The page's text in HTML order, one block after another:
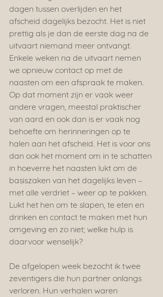
dagen tussen overlijden en het
afscheid dagelijks bezocht. Het is niet
prettig als je dan de eerste dag na de
uitvaart niemand meer ontvangt.
Enkele weken na de uitvaart nemen
we opnieuw contact op met de
naasten om een afspraak te maken.
Op dat moment zijn er vaak weer
andere vragen, meestal praktischer
van aard en ook dan is er vaak nog
behoefte om herinneringen op te
halen aan het afscheid. Het is voor ons
dan ook het moment om in te schatten
in hoeverre het naasten lukt om de
basiszaken van het dagelijks leven –
met alle verdriet – weer op te pakken.
Lukt het hen om te slapen, te eten en
drinken en contact te maken met hun
omgeving en zo niet; welke hulp is
daarvoor wenselijk?
De afgelopen week bezocht ik twee
zeventigers die hun partner onlangs
verloren. Hun verhalen waren